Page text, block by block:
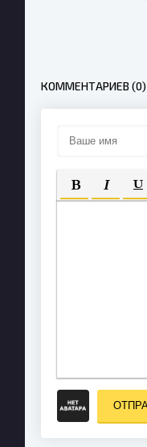
КОММЕНТАРИЕВ (0)
ПОЛУЖИРНЫЙ
КУРСИВ